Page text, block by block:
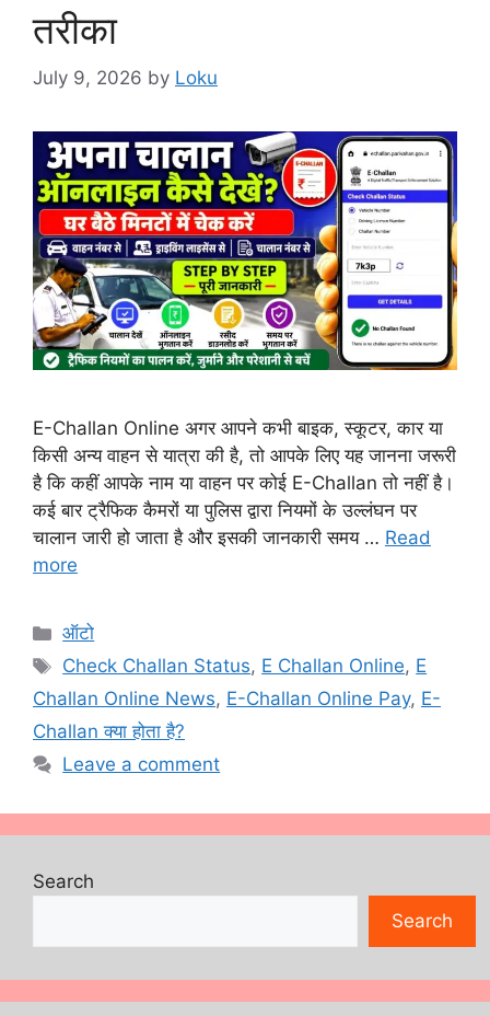
तरीका
July 9, 2026 by Loku
E-Challan Online अगर आपने कभी बाइक, स्कूटर, कार या
किसी अन्य वाहन से यात्रा की है, तो आपके लिए यह जानना जरूरी
है कि कहीं आपके नाम या वाहन पर कोई E-Challan तो नहीं है।
कई बार ट्रैफिक कैमरों या पुलिस द्वारा नियमों के उल्लंघन पर
चालान जारी हो जाता है और इसकी जानकारी समय … Read
more
Categories
ऑटो
Tags
Check Challan Status, E Challan Online, E
Challan Online News, E-Challan Online Pay, E-
Challan क्या होता है?
Leave a comment
Search
Search